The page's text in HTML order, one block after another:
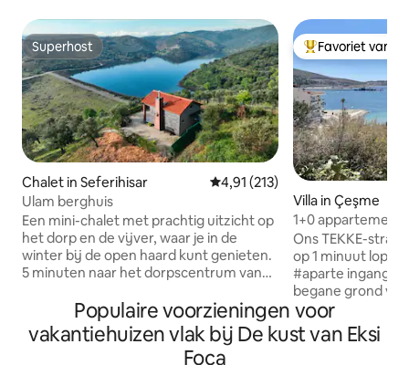
Superhost
Superhost
Chalet in Seferihisar Gemiddelde beoordeling van
4,91 (213)
Ulam berghuis
Een mini-chalet met prachtig uitzicht op
het dorp en de vijver, waar je in de
winter bij de open haard kunt genieten.
5 minuten naar het dorpscentrum van
locatie op 20 minuten van de
kustlijn,strandclubs zoals Seferihisar,
Sığacık, Akarca (plaatsen zoals
kuststrand, mali-strand, Battery beach).
Topfavoriet van
Favoriet van
Villa in Çeşme
1+0 appartement
Çeşme
Ons TEKKE-
op 1 minuut
#aparte ingang#
begane grond
wonen, is 40
kamer heeft een
badkamer.
Populaire voorzieningen voor
vakantiehuizen vlak bij De kust van Eksi
Foca